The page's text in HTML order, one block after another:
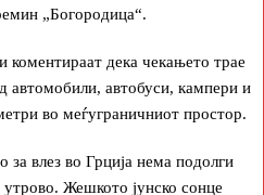
„Богородица“.
коментираат дека чекањето трае
автомобили, автобуси, кампери и
во меѓуграничниот простор.
влез во Грција нема подолги
Жешкото јунско сонце